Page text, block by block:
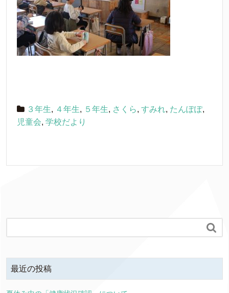
３年生, ４年生, ５年生, さくら, すみれ, たんぽぽ,
児童会, 学校だより

最近の投稿